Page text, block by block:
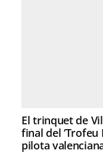
El trinquet de
final del ‘Trofeu
pilota